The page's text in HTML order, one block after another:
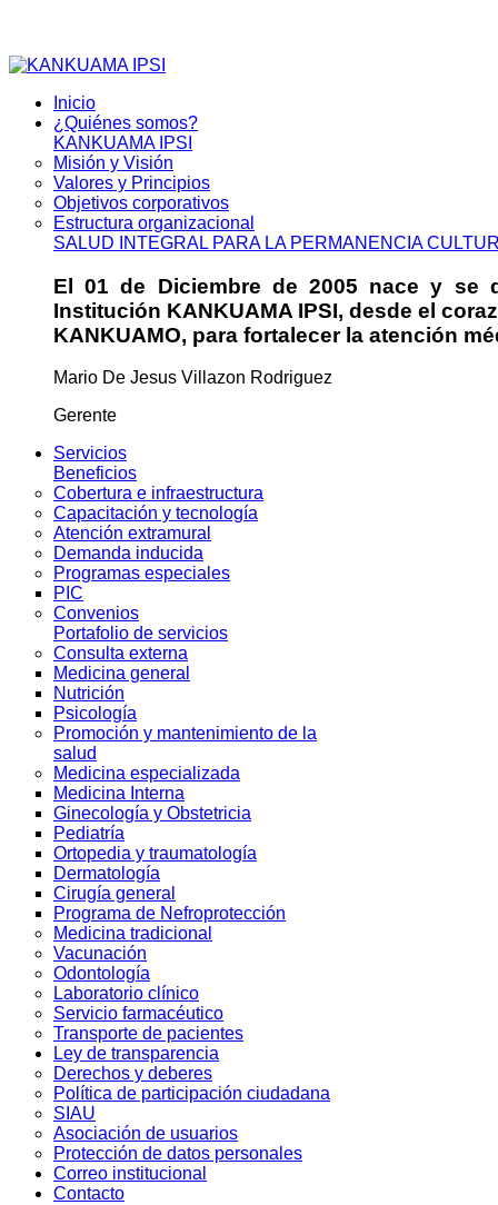
Inicio
¿Quiénes somos?
KANKUAMA IPSI
Misión y Visión
Valores y Principios
Objetivos corporativos
Estructura organizacional
SALUD INTEGRAL PARA LA PERMANENCIA
El 01 de Diciembre de 2005 nace y se
Institución KANKUAMA IPSI, desde el
KANKUAMO, para fortalecer la atención
Mario De Jesus Villazon Rodriguez
Gerente
Servicios
Beneficios
Cobertura e infraestructura
Capacitación y tecnología
Atención extramural
Demanda inducida
Programas especiales
PIC
Convenios
Portafolio de servicios
Consulta externa
Medicina general
Nutrición
Psicología
Promoción y mantenimiento de la
salud
Medicina especializada
Medicina Interna
Ginecología y Obstetricia
Pediatría
Ortopedia y traumatología
Dermatología
Cirugía general
Programa de Nefroprotección
Medicina tradicional
Vacunación
Odontología
Laboratorio clínico
Servicio farmacéutico
Transporte de pacientes
Ley de transparencia
Derechos y deberes
Política de participación ciudadana
SIAU
Asociación de usuarios
Protección de datos personales
Correo institucional
Contacto